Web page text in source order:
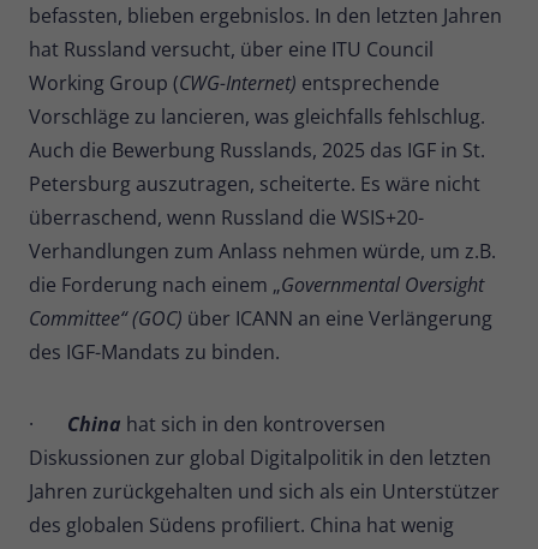
befassten, blieben ergebnislos. In den letzten Jahren
hat Russland versucht, über eine ITU Council
Working Group (CWG-Internet) entsprechende
Vorschläge zu lancieren, was gleichfalls fehlschlug.
Auch die Bewerbung Russlands, 2025 das IGF in St.
Petersburg auszutragen, scheiterte. Es wäre nicht
überraschend, wenn Russland die WSIS+20-
Verhandlungen zum Anlass nehmen würde, um z.B.
die Forderung nach einem „Governmental Oversight
Committee“ (GOC) über ICANN an eine Verlängerung
des IGF-Mandats zu binden.
· China hat sich in den kontroversen
Diskussionen zur global Digitalpolitik in den letzten
Jahren zurückgehalten und sich als ein Unterstützer
des globalen Südens profiliert. China hat wenig